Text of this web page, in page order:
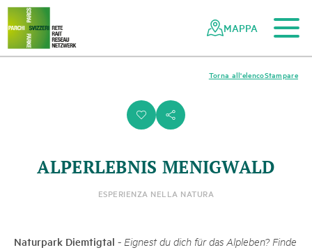
Navigazione
nella
rete
dei
Navigazione
rapida
Al contenuto principale
Alla navigazione mobile
Alla ricerca
Al piè di pagina
Alla mappa del sito
MAPPA
i s
Stampare
Torna all'elenco
ALPERLEBNIS MENIGWALD
ESPERIENZA NELLA NATURA
Naturpark Diemtigtal - Eignest du dich für das Alpleben? Finde